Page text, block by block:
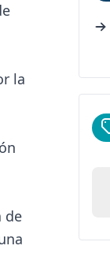
la
de